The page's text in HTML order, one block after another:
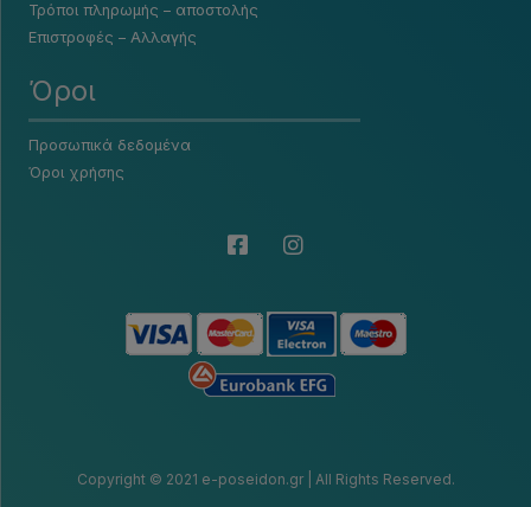
Τρόποι πληρωμής – αποστολής
Επιστροφές – Αλλαγής
Όροι
Προσωπικά δεδομένα
Όροι χρήσης
Copyright © 2021 e-poseidon.gr | All Rights Reserved.